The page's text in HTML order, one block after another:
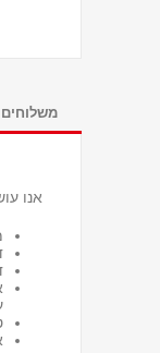
משלוחים
אנו